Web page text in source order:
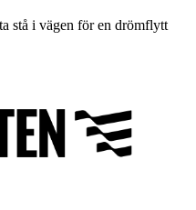
stå i vägen för en drömflytt